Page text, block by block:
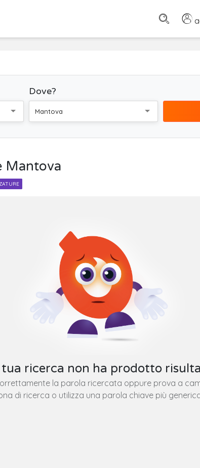
Dove?
Mantova
Mantova
tua ricerca non ha prodotto
la parola ricercata oppure prova a
di ricerca o utilizza una parola chiave più